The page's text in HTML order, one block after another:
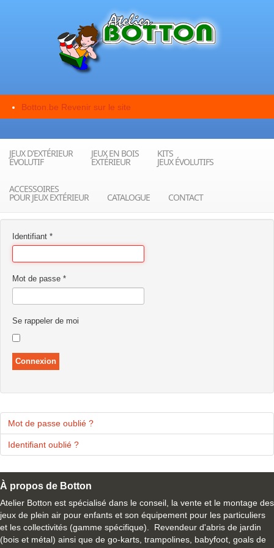
Botton.be Revenir sur le site
JEUX D'EXTÉRIEUR
ÉVOLUTIF
JEUX EN BOIS
EXTÉRIEUR
KITS
JEUX ÉVOLUTIFS
ACCESSOIRES
POUR JEUX EXTÉRIEUR CATALOGUE CONTACT
Identifiant *
Mot de passe *
Se rappeler de moi
Connexion
Mot de passe oublié ?
Identifiant oublié ?
À propos de Botton
Atelier Botton est spécialisé dans le conseil, la vente et le montage des
jeux de plein air pour enfants et son équipement pour les particuliers
et les collectivités (gamme spécifique). Revendeur d'abris de jardin
(bois et métal) ainsi que de go-karts, trampolines, babyfoot, goals de